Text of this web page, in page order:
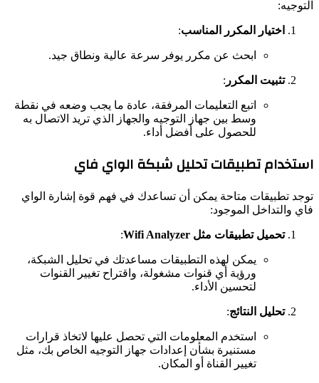
التوجيه:
اختيار المكرر المناسب:
ابحث عن مكرر يوفر سرعة عالية ونطاق جيد.
تثبيت المكرر :
اتبع التعليمات المرفقة، عادة ما يجب وضعه في نقطة
وسط بين جهاز التوجيه والجهاز الذي تريد الاتصال به
للحصول على أفضل أداء.
استخدام تطبيقات تحليل شبكة الواي فاي
توجد تطبيقات متاحة يمكن أن تساعدك في فهم قوة إشارة الواي
فاي والتداخل الموجود:
تحميل تطبيقات مثل Wifi Analyzer :
يمكن لهذه التطبيقات مساعدتك في تحليل الشبكة،
ورؤية أي قنوات مشغولة، واقتراح تغيير القنوات
لتحسين الأداء.
تحليل النتائج:
استخدم المعلومات التي تحصل عليها لاتخاذ قرارات
مستنيرة بشأن إعدادات جهاز التوجيه الخاص بك، مثل
تغيير القناة أو المكان.